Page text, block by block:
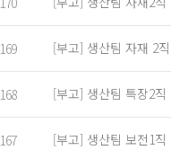
169 [부고] 생산팀 자재 2
168 [부고] 생산팀 특장2
167 [부고] 생산팀 보전1